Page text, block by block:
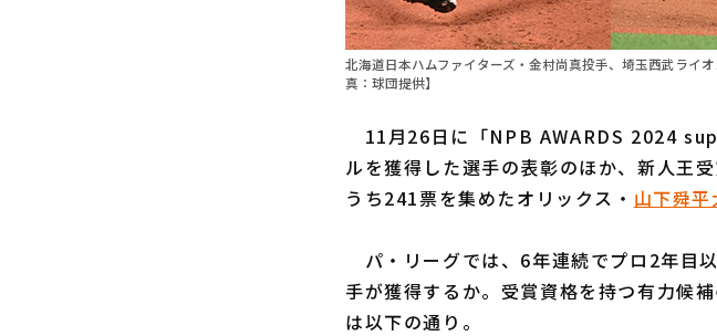
北海道日本ハムファイターズ・金村尚真投手、埼玉西武ライ
真：球団提供】
11月26日に「NPB AWARDS 2024
ルを獲得した選手の表彰のほか、新人王
うち241票を集めたオリックス・ 山下舜平
パ・リーグでは、6年連続でプロ2年目
手が獲得するか。受賞資格を持つ有力候
は以下の通り。